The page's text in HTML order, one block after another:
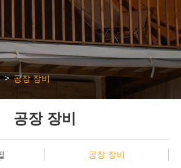
공장 장비
공장 장비
공장 장비